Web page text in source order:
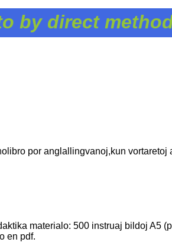
by direct
por anglallingvanoj,kun vortaretoj
materialo: 500 instruaj bildoj A5
en pdf.